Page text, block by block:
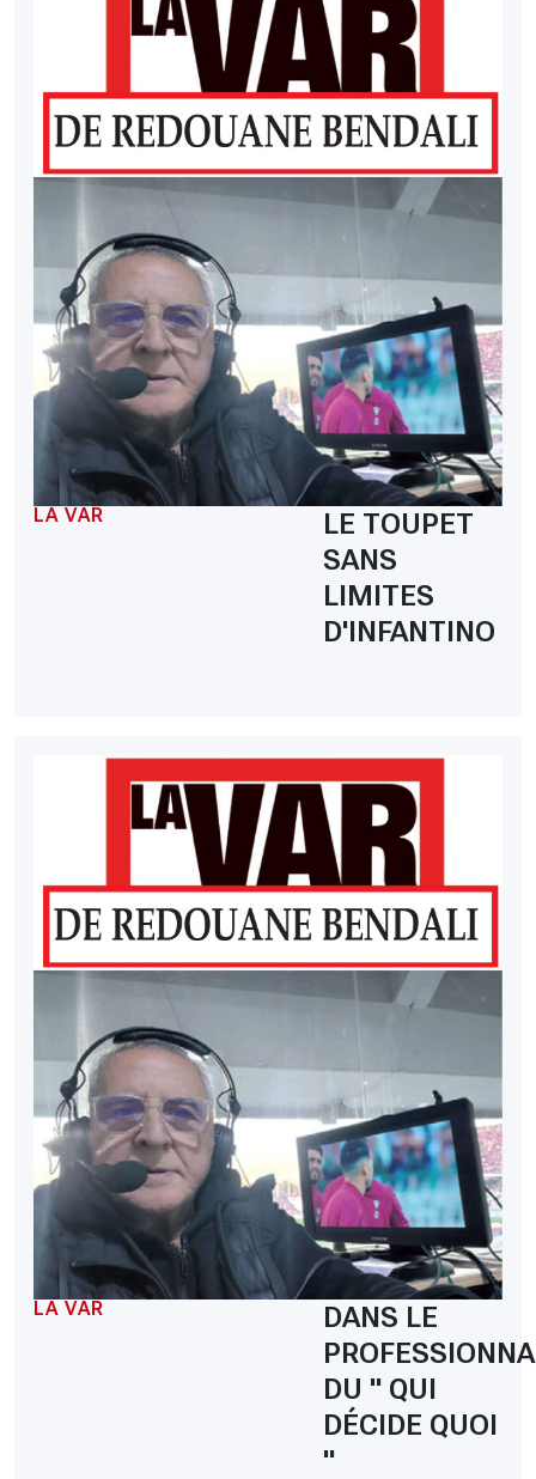
LA VAR
LE TOUPET
SANS
LIMITES
D'INFANTINO
LA VAR
DANS LE
DU " QUI
DÉCIDE QUOI
"